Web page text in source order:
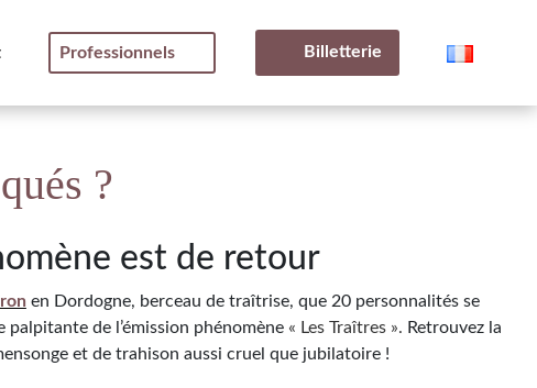
Professionnels Billetterie
?
est de retour
en Dordogne, berceau de traîtrise, que 20 personnalités se
palpitante de l’émission phénomène « Les Traîtres ». Retrouvez la
et de trahison aussi cruel que jubilatoire !